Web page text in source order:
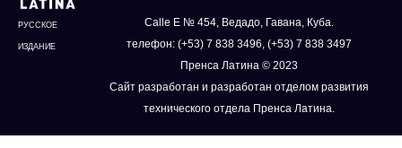
РУССКОЕ
ИЗДАНИЕ
Calle E № 454, Ведадо, Гавана, Куба.
телефон: (+53) 7 838 3496, (+53) 7 838 3497
Пренса Латина © 2023
Сайт разработан и разработан отделом развития
технического отдела Пренса Латина.